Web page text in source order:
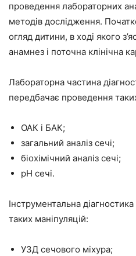
проведення лабораторних
методів дослідження.
огляд дитини, в ході якого
анамнез і поточна клінічна
Лабораторна частина
передбачає проведення таких
ОАК і БАК;
загальний аналіз сечі;
біохімічний аналіз сечі;
рН сечі.
Інструментальна
таких маніпуляцій:
УЗД сечового міхура;